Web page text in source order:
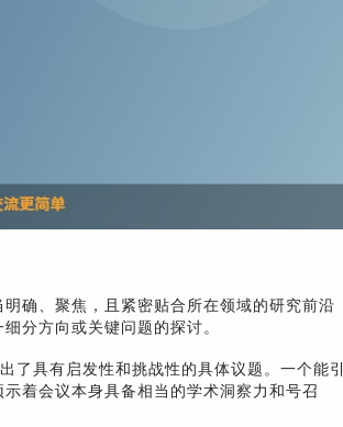
确、聚焦，且紧密贴合所在领域的研究前沿
分方向或关键问题的探讨。
了具有启发性和挑战性的具体议题。一个能引
着会议本身具备相当的学术洞察力和号召